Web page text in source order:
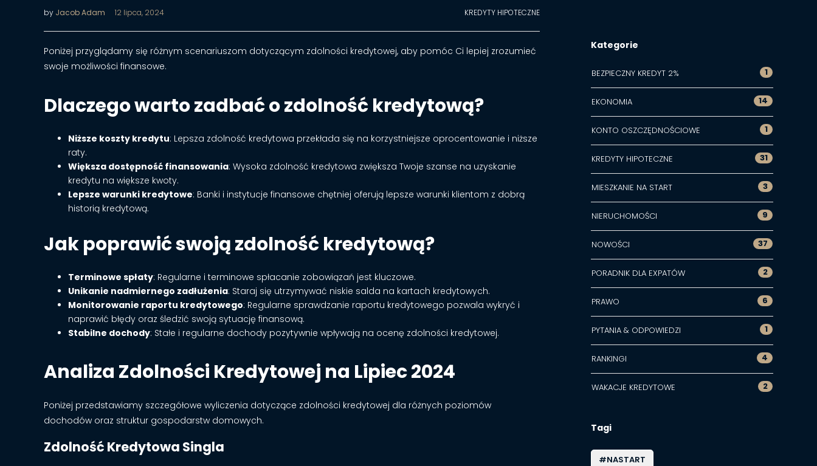
by Jacob Adam 12 lipca, 2024 KREDYTY HIPOTECZNE
Poniżej przyglądamy się różnym scenariuszom dotyczącym zdolności kredytowej, aby pomóc Ci lepiej zrozumieć
swoje możliwości finansowe.
Dlaczego warto zadbać o zdolność kredytową?
Niższe koszty kredytu: Lepsza zdolność kredytowa przekłada się na korzystniejsze oprocentowanie i niższe
raty.
Większa dostępność finansowania: Wysoka zdolność kredytowa zwiększa Twoje szanse na uzyskanie
kredytu na większe kwoty.
Lepsze warunki kredytowe: Banki i instytucje finansowe chętniej oferują lepsze warunki klientom z dobrą
historią kredytową.
Jak poprawić swoją zdolność kredytową?
Terminowe spłaty: Regularne i terminowe spłacanie zobowiązań jest kluczowe.
Unikanie nadmiernego zadłużenia: Staraj się utrzymywać niskie salda na kartach kredytowych.
Monitorowanie raportu kredytowego: Regularne sprawdzanie raportu kredytowego pozwala wykryć i
naprawić błędy oraz śledzić swoją sytuację finansową.
Stabilne dochody: Stałe i regularne dochody pozytywnie wpływają na ocenę zdolności kredytowej.
Analiza Zdolności Kredytowej na Lipiec 2024
Poniżej przedstawiamy szczegółowe wyliczenia dotyczące zdolności kredytowej dla różnych poziomów
dochodów oraz struktur gospodarstw domowych.
Zdolność Kredytowa Singla
Kategorie
BEZPIECZNY KREDYT 2% 1
EKONOMIA 14
KONTO OSZCZĘDNOŚCIOWE 1
KREDYTY HIPOTECZNE 31
MIESZKANIE NA START 3
NIERUCHOMOŚCI 9
NOWOŚCI 37
PORADNIK DLA EXPATÓW 2
PRAWO 6
PYTANIA & ODPOWIEDZI 1
RANKINGI 4
WAKACJE KREDYTOWE 2
Tagi
#NASTART